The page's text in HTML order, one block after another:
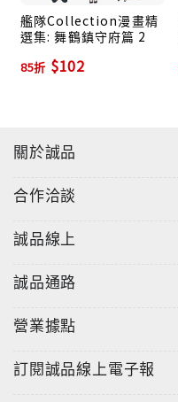
艦隊Collection漫畫精
選集: 舞鶴鎮守府篇 2
85折 $102
關於誠品
合作洽談
誠品線上
誠品通路
營業據點
訂閱誠品線上電子報